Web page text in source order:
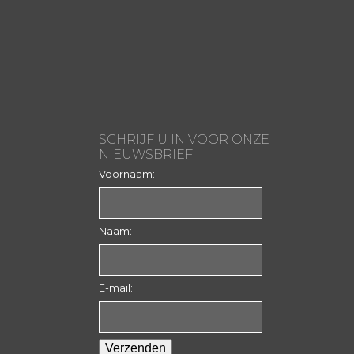
SCHRIJF U IN VOOR ONZE
NIEUWSBRIEF
Voornaam:
Naam:
E-mail: